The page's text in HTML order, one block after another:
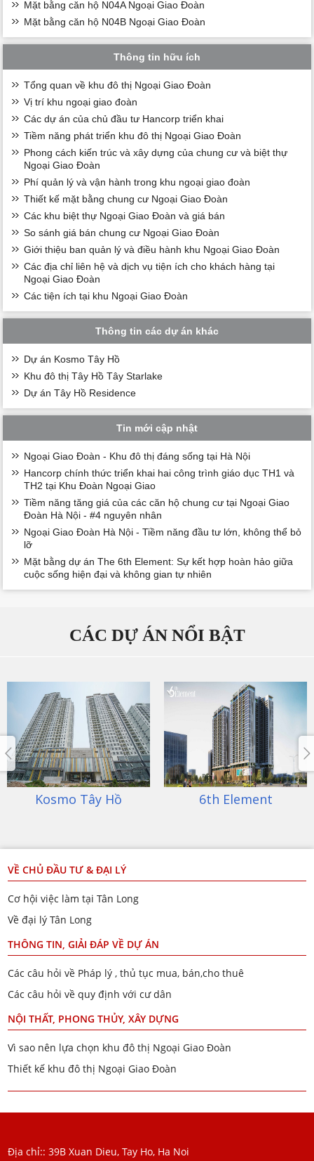
Mặt bằng căn hộ N04A Ngoại Giao Đoàn
Mặt bằng căn hộ N04B Ngoại Giao Đoàn
Thông tin hữu ích
Tổng quan về khu đô thị Ngoại Giao Đoàn
Vị trí khu ngoại giao đoàn
Các dự án của chủ đầu tư Hancorp triển khai
Tiềm năng phát triển khu đô thị Ngoại Giao Đoàn
Phong cách kiến trúc và xây dựng của chung cư và biệt thự
Ngoại Giao Đoàn
Phí quản lý và vận hành trong khu ngoại giao đoàn
Thiết kế mặt bằng chung cư Ngoại Giao Đoàn
Các khu biệt thự Ngoại Giao Đoàn và giá bán
So sánh giá bán chung cư Ngoại Giao Đoàn
Giới thiệu ban quản lý và điều hành khu Ngoại Giao Đoàn
Các địa chỉ liên hệ và dịch vụ tiện ích cho khách hàng tại
Ngoại Giao Đoàn
Các tiện ích tại khu Ngoại Giao Đoàn
Thông tin các dự án khác
Dự án Kosmo Tây Hồ
Khu đô thị Tây Hồ Tây Starlake
Dự án Tây Hồ Residence
Tin mới cập nhật
Ngoại Giao Đoàn - Khu đô thị đáng sống tại Hà Nội
Hancorp chính thức triển khai hai công trình giáo dục TH1 và
TH2 tại Khu Đoàn Ngoại Giao
Tiềm năng tăng giá của các căn hộ chung cư tại Ngoại Giao
Đoàn Hà Nội - #4 nguyên nhân
Ngoại Giao Đoàn Hà Nội - Tiềm năng đầu tư lớn, không thể bỏ
lỡ
Mặt bằng dự án The 6th Element: Sự kết hợp hoàn hảo giữa
cuộc sống hiện đại và không gian tự nhiên
CÁC DỰ ÁN NỔI BẬT
6th Element An Bình City
VỀ CHỦ ĐẦU TƯ & ĐẠI LÝ
Cơ hội việc làm tại Tân Long
Về đại lý Tân Long
THÔNG TIN, GIẢI ĐÁP VỀ DỰ ÁN
Các câu hỏi về Pháp lý , thủ tục mua, bán,cho thuê
Các câu hỏi về quy định với cư dân
NỘI THẤT, PHONG THỦY, XÂY DỰNG
Vì sao nên lựa chọn khu đô thị Ngoại Giao Đoàn
Thiết kế khu đô thị Ngoại Giao Đoàn
Địa chỉ:: 39B Xuan Dieu, Tay Ho, Ha Noi